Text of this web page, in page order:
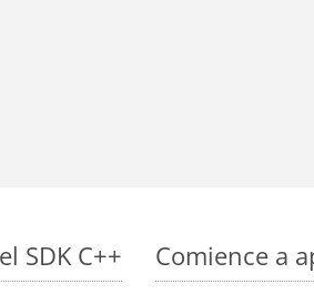
SDK C++ Comience a